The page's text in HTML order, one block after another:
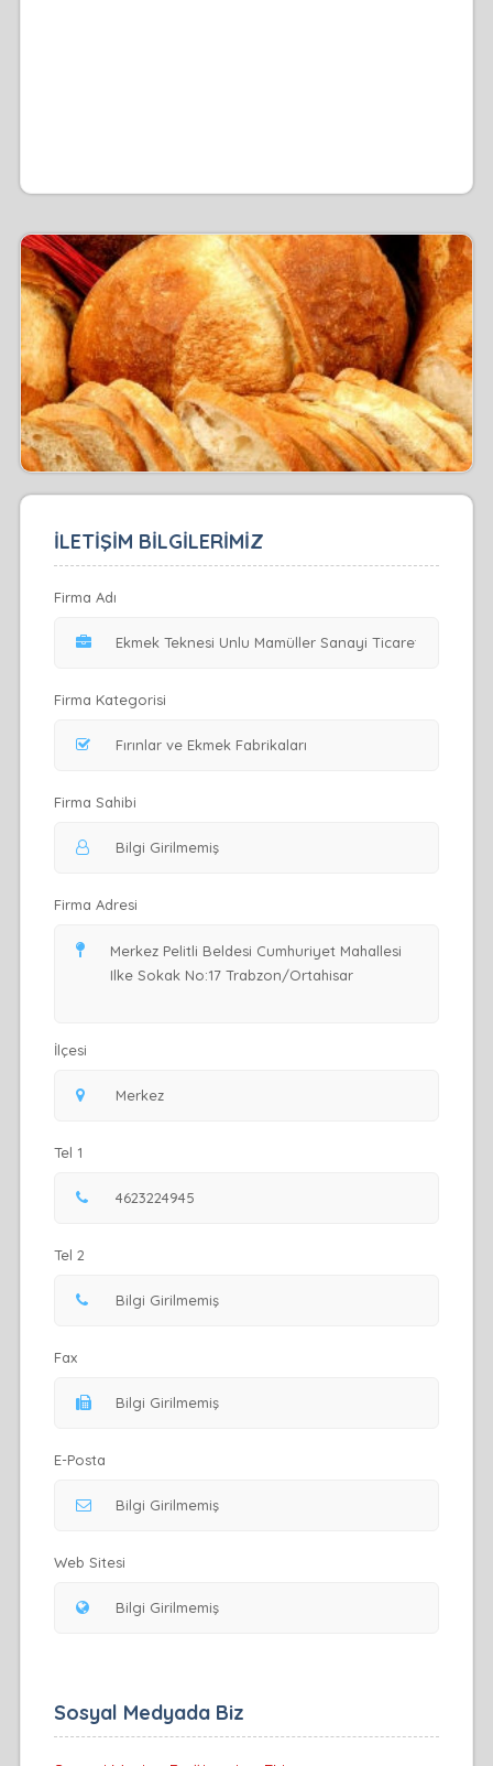
İLETİŞİM BİLGİLERİMİZ
Firma Adı
Firma Kategorisi
Firma Sahibi
Firma Adresi
İlçesi
Tel 1
Tel 2
Fax
E-Posta
Web Sitesi
Sosyal Medyada Biz